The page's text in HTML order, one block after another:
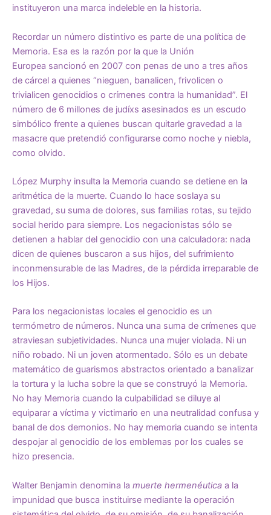
instituyeron una marca indeleble en la historia.
Recordar un número distintivo es parte de una política de
Memoria. Esa es la razón por la que la Unión
Europea sancionó en 2007 con penas de uno a tres años
de cárcel a quienes “nieguen, banalicen, frivolicen o
trivialicen genocidios o crímenes contra la humanidad”. El
número de 6 millones de judíxs asesinados es un escudo
simbólico frente a quienes buscan quitarle gravedad a la
masacre que pretendió configurarse como noche y niebla,
como olvido.
López Murphy insulta la Memoria cuando se detiene en la
aritmética de la muerte. Cuando lo hace soslaya su
gravedad, su suma de dolores, sus familias rotas, su tejido
social herido para siempre. Los negacionistas sólo se
detienen a hablar del genocidio con una calculadora: nada
dicen de quienes buscaron a sus hijos, del sufrimiento
inconmensurable de las Madres, de la pérdida irreparable de
los Hijos.
Para los negacionistas locales el genocidio es un
termómetro de números. Nunca una suma de crímenes que
atraviesan subjetividades. Nunca una mujer violada. Ni un
niño robado. Ni un joven atormentado. Sólo es un debate
matemático de guarismos abstractos orientado a banalizar
la tortura y la lucha sobre la que se construyó la Memoria.
No hay Memoria cuando la culpabilidad se diluye al
equiparar a víctima y victimario en una neutralidad confusa y
banal de dos demonios. No hay memoria cuando se intenta
despojar al genocidio de los emblemas por los cuales se
hizo presencia.
Walter Benjamin denomina la muerte hermenéutica a la
impunidad que busca instituirse mediante la operación